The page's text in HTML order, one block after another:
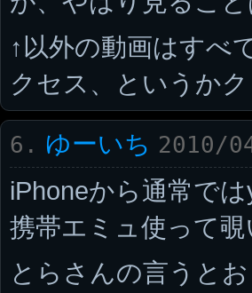
↑以外の動画はすべ
クセス、というか
6. ゆーいち 2010/
iPhoneから通常で
携帯エミュ使って
とらさんの言うと